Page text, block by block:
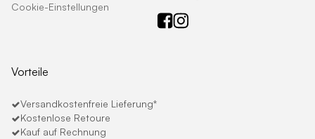
Cookie-Einstellungen
Vorteile
Versandkostenfreie Lieferung*
Kostenlose Retoure
Kauf auf Rechnung